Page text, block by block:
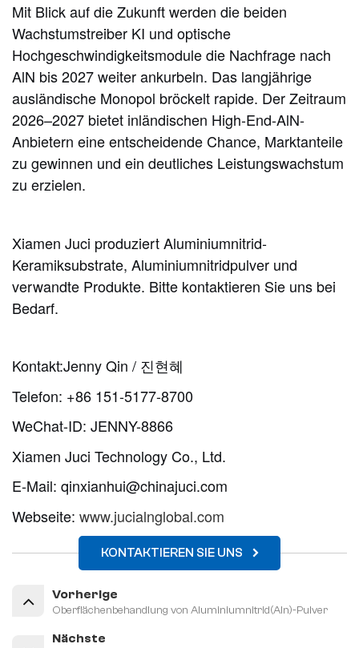
Mit Blick auf die Zukunft werden die beiden
Wachstumstreiber KI und optische
Hochgeschwindigkeitsmodule die Nachfrage nach
AlN bis 2027 weiter ankurbeln. Das langjährige
ausländische Monopol bröckelt rapide. Der Zeitraum
2026–2027 bietet inländischen High-End-AlN-
Anbietern eine entscheidende Chance, Marktanteile
zu gewinnen und ein deutliches Leistungswachstum
zu erzielen.
Xiamen Juci produziert Aluminiumnitrid-
Keramiksubstrate, Aluminiumnitridpulver und
verwandte Produkte. Bitte kontaktieren Sie uns bei
Bedarf.
Kontakt:Jenny Qin / 진현혜
Telefon: +86 151-5177-8700
WeChat-ID: JENNY-8866
Xiamen Juci Technology Co., Ltd.
E-Mail: qinxianhui@chinajuci.com
Webseite: www.jucialnglobal.com
KONTAKTIEREN SIE UNS
Vorherige
Oberflächenbehandlung von Aluminiumnitrid(Aln)-Pulver
Nächste